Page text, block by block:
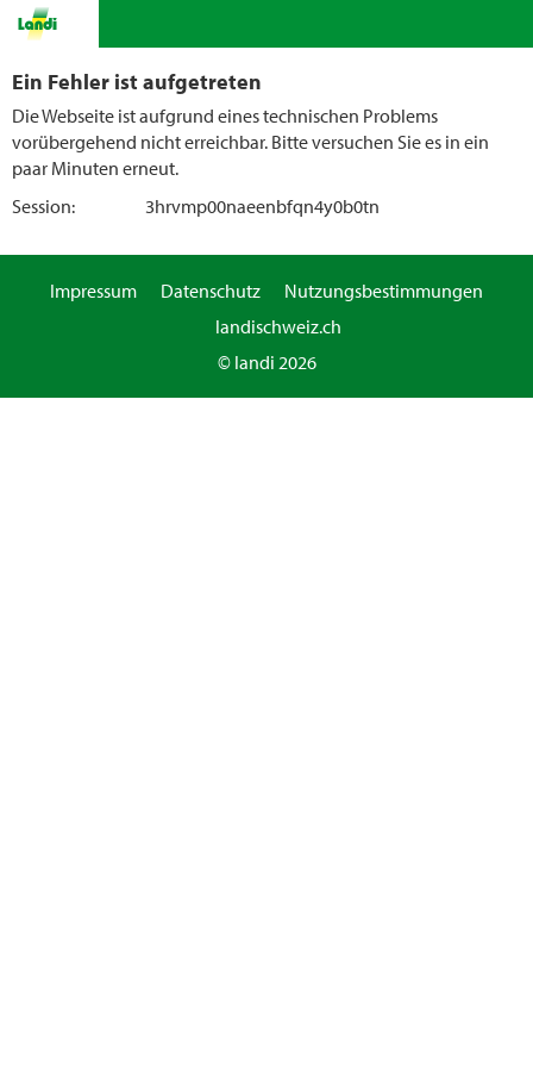
Ein Fehler ist aufgetreten
Die Webseite ist aufgrund eines technischen Problems
vorübergehend nicht erreichbar. Bitte versuchen Sie es in ein
paar Minuten erneut.
Session:
3hrvmp00naeenbfqn4y0b0tn
Impressum Datenschutz
Nutzungsbestimmungen
landischweiz.ch
© landi 2026